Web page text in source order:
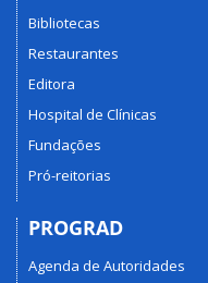
Bibliotecas
Restaurantes
Editora
Hospital de Clínicas
Fundações
Pró-reitorias
PROGRAD
Agenda de Autoridades